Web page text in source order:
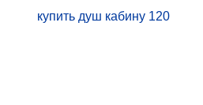
купить душ кабину 120